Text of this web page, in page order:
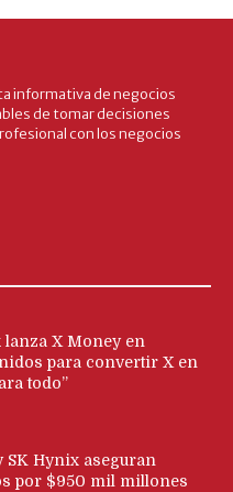
informativa de negocios
de tomar decisiones
con los negocios
lanza X Money en
para convertir X en
todo”
SK Hynix aseguran
por $950 mil millones